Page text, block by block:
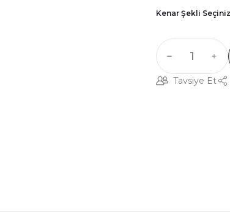
Kenar Şekli Seçiniz
Tavsiye Et